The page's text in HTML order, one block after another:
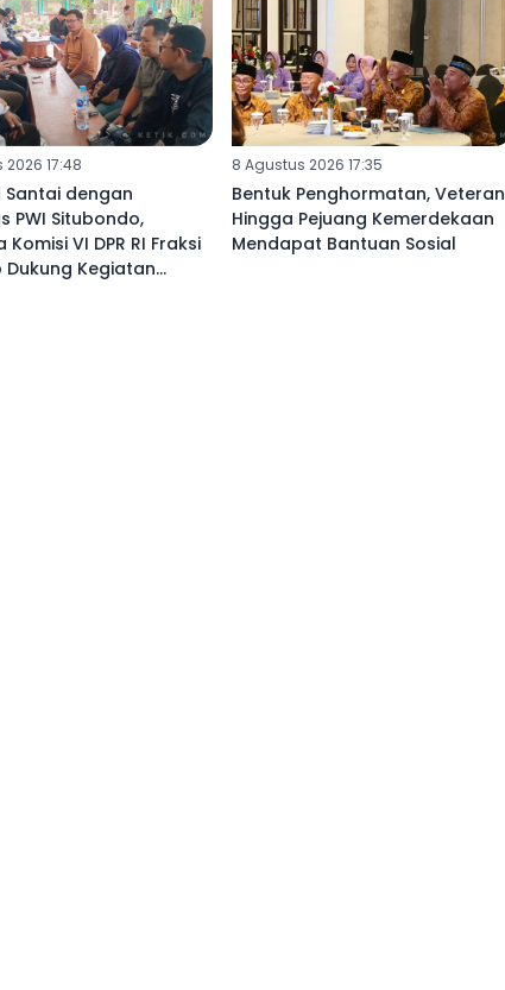
17:48
dengan
PWI Situbondo,
VI DPR RI Fraksi
Dukung Kegiatan
8 Agustus 2026 17:35
Bentuk Penghormatan, Veteran
Hingga Pejuang Kemerdekaan
Mendapat Bantuan Sosial